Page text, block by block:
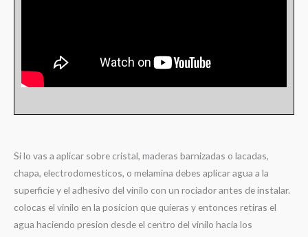
Si lo vas a aplicar sobre cristal, maderas barnizadas o lacadas,
chapa, electrodomesticos, o melamina debes aplicar agua a la
superficie y el adhesivo del vinilo con un rociador antes de instalar.
colocas el vinilo en la posicion que quieras y entonces retiras el
agua haciendo presion desde el centro del vinilo hacia los